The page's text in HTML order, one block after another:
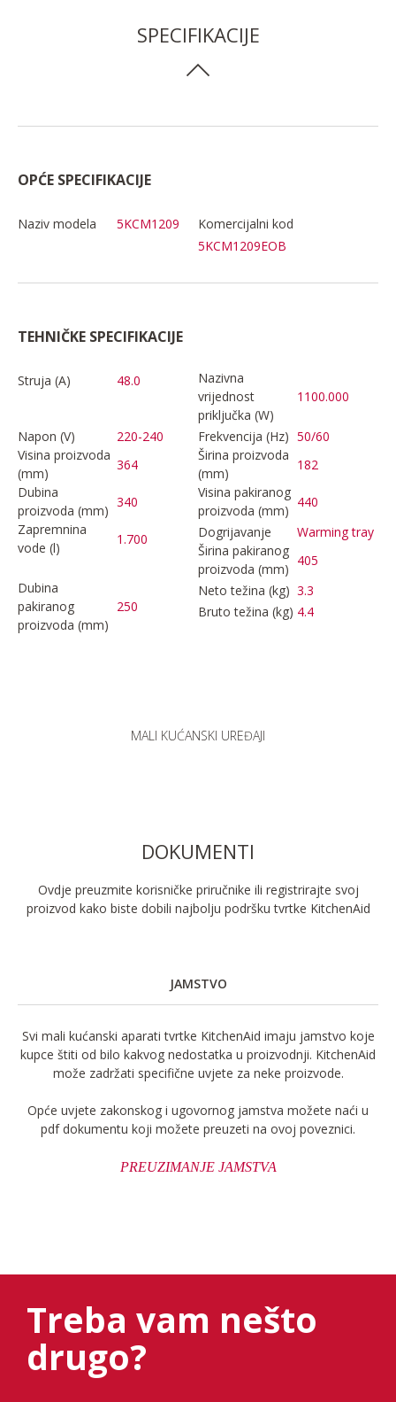
SPECIFIKACIJE
OPĆE SPECIFIKACIJE
Naziv modela 5KCM1209
Komercijalni kod
5KCM1209EOB
TEHNIČKE SPECIFIKACIJE
Struja (A) 48.0
Nazivna
vrijednost
priključka (W)
1100.000
Napon (V) 220-240 Frekvencija (Hz) 50/60
Visina proizvoda
(mm)
364
Širina proizvoda
(mm)
182
Dubina
proizvoda (mm)
340
Visina pakiranog
proizvoda (mm)
440
Zapremnina
vode (l)
1.700 Dogrijavanje
Warming tray
Širina pakiranog
proizvoda (mm)
405
Dubina
pakiranog
proizvoda (mm)
250
Neto težina (kg) 3.3
Bruto težina (kg) 4.4
MALI KUĆANSKI UREĐAJI
DOKUMENTI
Ovdje preuzmite korisničke priručnike ili registrirajte svoj
proizvod kako biste dobili najbolju podršku tvrtke KitchenAid
JAMSTVO
Svi mali kućanski aparati tvrtke KitchenAid imaju jamstvo koje
kupce štiti od bilo kakvog nedostatka u proizvodnji. KitchenAid
može zadržati specifične uvjete za neke proizvode.
Opće uvjete zakonskog i ugovornog jamstva možete naći u
pdf dokumentu koji možete preuzeti na ovoj poveznici.
PREUZIMANJE JAMSTVA
Treba vam nešto
drugo?